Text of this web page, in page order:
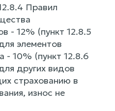
Правил
- 12% (пункт 12.8.5
элементов
- 10% (пункт 12.8.6
других видов
страхованию в
износ не